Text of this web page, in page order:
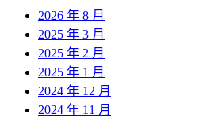
2026 年 8 月
2025 年 3 月
2025 年 2 月
2025 年 1 月
2024 年 12 月
2024 年 11 月